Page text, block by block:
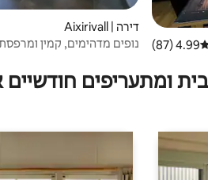
ממוצע של 4.99 מתוך 5, 87 ביקורות
4.99 (87)
דירה | Aixirivall
נופים מדהימים, קמין
ומתעריפים חודשיים